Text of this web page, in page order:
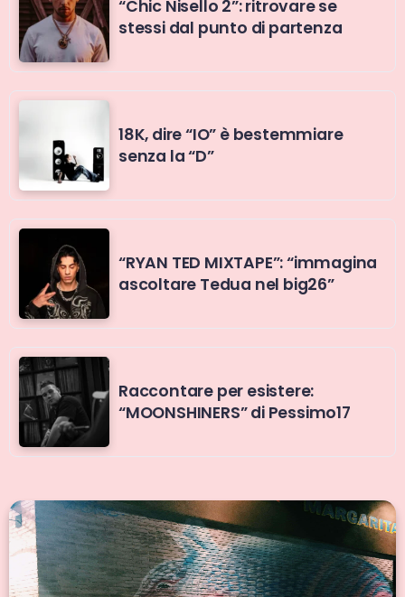
“Chic Nisello 2”: ritrovare se
stessi dal punto di partenza
18K, dire “IO” è bestemmiare
senza la “D”
“RYAN TED MIXTAPE”: “immagina
ascoltare Tedua nel big26”
Raccontare per esistere:
“MOONSHINERS” di Pessimo17